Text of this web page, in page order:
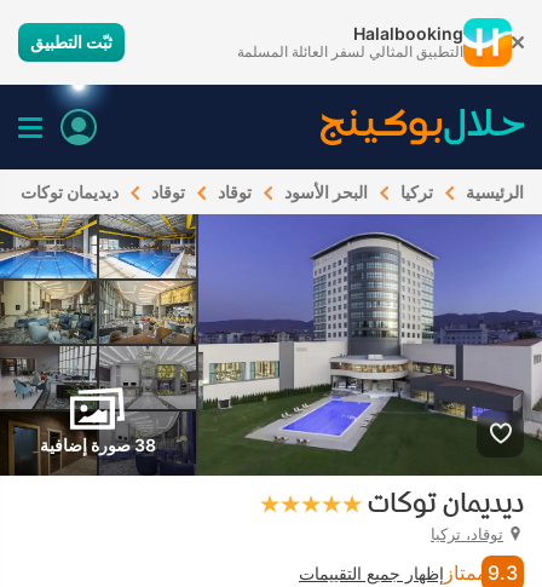
Halalbooking
التطبيق المثالي لسفر العائلة المسلمة ثبّت التطبيق
الرئيسية تركيا البحر الأسود توقاد توقاد ديديمان توكات
38 صورة إضافية
ديديمان توكات
توقاد، تركيا
9.3 ممتاز إظهار جميع التقييمات